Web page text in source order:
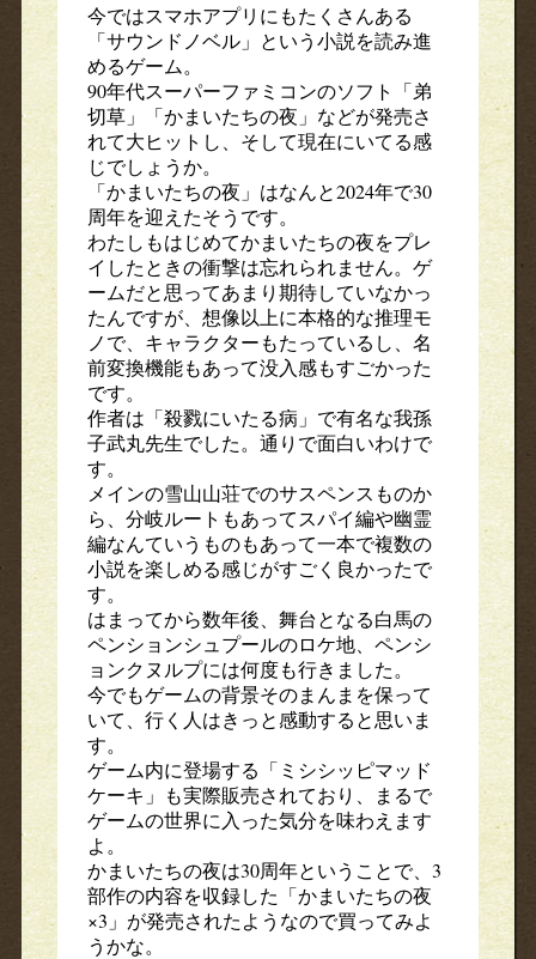
今ではスマホアプリにもたくさんある
「サウンドノベル」という小説を読み進
めるゲーム。
90年代スーパーファミコンのソフト「弟
切草」「かまいたちの夜」などが発売さ
れて大ヒットし、そして現在にいてる感
じでしょうか。
「かまいたちの夜」はなんと2024年で30
周年を迎えたそうです。
わたしもはじめてかまいたちの夜をプレ
イしたときの衝撃は忘れられません。ゲ
ームだと思ってあまり期待していなかっ
たんですが、想像以上に本格的な推理モ
ノで、キャラクターもたっているし、名
前変換機能もあって没入感もすごかった
です。
作者は「殺戮にいたる病」で有名な我孫
子武丸先生でした。通りで面白いわけで
す。
メインの雪山山荘でのサスペンスものか
ら、分岐ルートもあってスパイ編や幽霊
編なんていうものもあって一本で複数の
小説を楽しめる感じがすごく良かったで
す。
はまってから数年後、舞台となる白馬の
ペンションシュプールのロケ地、ペンシ
ョンクヌルプには何度も行きました。
今でもゲームの背景そのまんまを保って
いて、行く人はきっと感動すると思いま
す。
ゲーム内に登場する「ミシシッピマッド
ケーキ」も実際販売されており、まるで
ゲームの世界に入った気分を味わえます
よ。
かまいたちの夜は30周年ということで、3
部作の内容を収録した「かまいたちの夜
×3」が発売されたようなので買ってみよ
うかな。